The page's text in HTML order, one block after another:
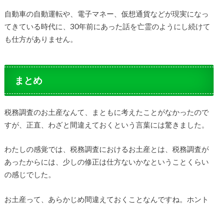
自動車の自動運転や、電子マネー、仮想通貨などが現実になっ
てきている時代に、30年前にあった話を亡霊のようにし続けて
も仕方がありません。
まとめ
税務調査のお土産なんて、まともに考えたことがなかったので
すが、正直、わざと間違えておくという言葉には驚きました。
わたしの感覚では、税務調査におけるお土産とは、税務調査が
あったからには、少しの修正は仕方ないかなということくらい
の感じでした。
お土産って、あらかじめ間違えておくことなんですね。ホント